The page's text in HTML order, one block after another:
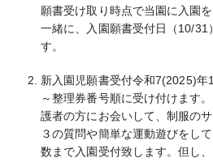
願書受け取り時点で当園に入園
一緒に、入園願書受付日（10/31
す。
新入園児願書受付令和7(2025)
～整理券番号順に受け付けます
護者の方にお会いして、制服の
３の質問や簡単な運動遊びをし
数まで入園受付致します。但し